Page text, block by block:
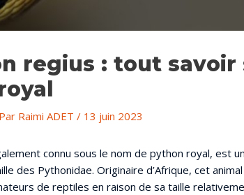
regius : tout savoir
Raimi ADET / 13 juin 2023
connu sous le nom de python royal, est
des Pythonidae. Originaire d’Afrique, cet
de reptiles en raison de sa taille